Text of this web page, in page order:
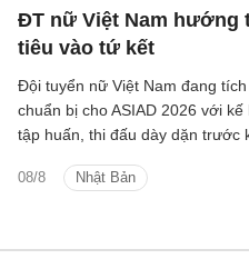
ĐT nữ Việt Nam hướng
tiêu vào tứ kết
08/8 Nhật Bản
Đội tuyển nữ Việt Nam đang
chuẩn bị cho ASIAD 2026 với kế
tập huấn, thi đấu dày dặn trước